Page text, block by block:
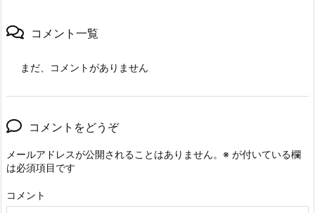
コメント一覧
まだ、コメントがありません
コメントをどうぞ
メールアドレスが公開されることはありません。 ※ が付いている欄
は必須項目です
コメント